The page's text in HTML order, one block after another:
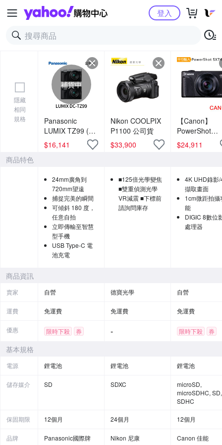
Yahoo購物中心登入
隱藏
相同
規格
補貨中
Panasonic
LUMIX TZ99 (公
司貨)
$16,141
Nikon COOLPIX
P1100 公司貨
$33,900
【Canon】
PowerShot
SX740 HS 40
光學變焦4K數
$24,911
商品特色
24mm廣角到
720mm望遠
捕捉完美的瞬間
可傾斜 180 度，
任意自拍
立即傳輸至智慧
型手機
USB Type-C 電
池充電
■125倍光學變焦
■雙重偵測光學
VR減震 ■下標前
請詢問庫存
4K UHD錄影/
擷取畫面
1cm微距拍攝
能
DIGIC 8數位
處理器
商品資訊
賣家 自營 德寶光學 自營
運費 免運費 免運費 免運費
優惠 限時下殺 券 - 限時下殺
券
基本規格
電源 鋰電池 鋰電池 鋰電池
儲存媒介 SD SDXC
microSD,
microSDHC, SD,
SDHC
保固期限 12個月 24個月 12個月
品牌 Panasonic國際牌 Nikon 尼康 Canon 佳能